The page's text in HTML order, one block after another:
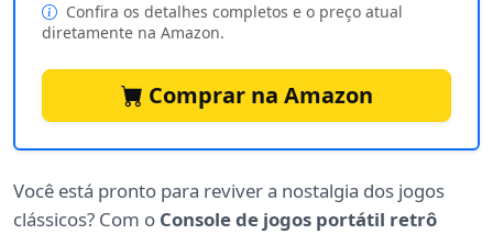
Confira os detalhes completos e o preço atual
diretamente na Amazon.
Comprar na Amazon
Você está pronto para reviver a nostalgia dos jogos
clássicos? Com o Console de jogos portátil retrô